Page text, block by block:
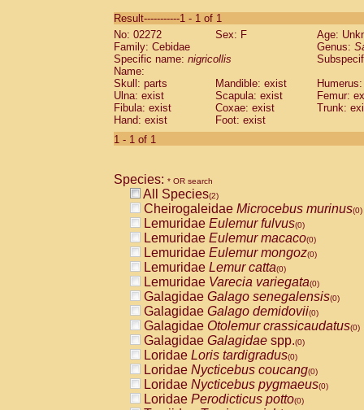
CebidaeSaguinus labiatus(0)
Cebidae Saguinus leucopus (0)
Cebidae
CebidaeSaguinus mystax
Cebidae Saguinus nigricollis (1)
Cebidae Saguinus oedipus
Cebidae Saguinus weddelli
Cebidae Saguinusspp.
Cebidae
CebidaeCebus capucinus
CebidaeCebus nigrivittatus
CebidaeCebus spp.(0)
CebidaeSaimiri boliviensis(0)
CebidaeSaimiri sciureus(0)
AtelidaeAlouatta caraya(0)
AtelidaeAlouatta fusca(0)
AtelidaeAlouatta seniculus(0)
AtelidaeAlouattaspp.(0)
AtelidaeAteles belzebuth(0)
AtelidaeAteles geoffroyi(0)
AtelidaeAteles paniscus(0)
AtelidaeAtelesspp.(0)
AtelidaeLagothrix lagothricha(0)
AtelidaeLagothrix lagothricha cana
PitheciidaeCacajao calvus
Result-----------1 - 1 of 1
No: 02272
Sex: F
Age:
Family: Cebidae
Genus:
Specific name: nigricollis
Name:
Skull: parts
Mandible: exist
Ulna: exist
Scapula: exist
Femur:
Fibula: exist
Coxae: exist
Trunk:
Hand: exist
Foot: exist
1 - 1 of 1
Species: * OR search
All Species(2)
Cheirogaleidae Microcebus murinus(0)
Lemuridae Eulemur fulvus(0)
Lemuridae Eulemur macaco(0)
Lemuridae Eulemur mongoz(0)
Lemuridae Lemur catta(0)
Lemuridae Varecia variegata(0)
Galagidae Galago senegalensis(0)
Galagidae Galago demidovii(0)
Galagidae Otolemur crassicaudatus(0)
Galagidae Galagidae spp.(0)
Loridae Loris tardigradus(0)
Loridae Nycticebus coucang(0)
Loridae Nycticebus pygmaeus(0)
Loridae Perodicticus potto(0)